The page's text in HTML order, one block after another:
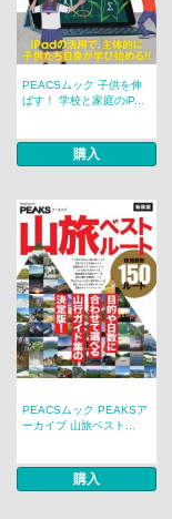
PEACSムック 子供を伸
ばす！ 学校と家庭のiP...
購入
PEACSムック PEAKSア
ーカイブ 山旅ベスト...
購入